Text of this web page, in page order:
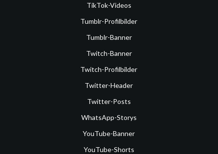
TikTok-Videos
Tumblr-Profilbilder
Tumblr-Banner
Twitch-Banner
Twitch-Profilbilder
Twitter-Header
Twitter-Posts
WhatsApp-Storys
YouTube-Banner
YouTube-Shorts